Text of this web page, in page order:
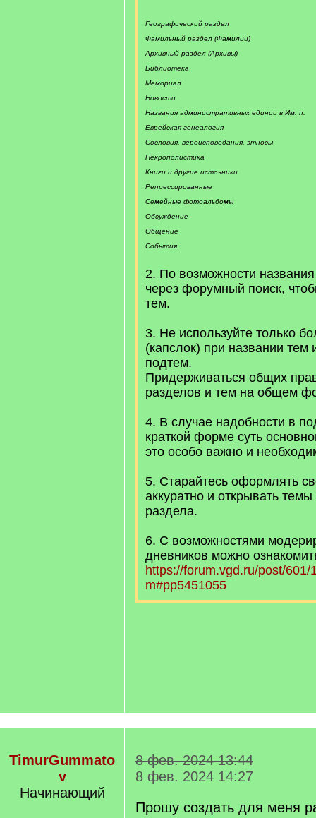
Географический раздел
Фамильный раздел (Фамилии)
Архивный раздел (Архивы)
Библиотека
Мемориал
Новости
Названия административных единиц в Им. п.
Еврейская генеалогия
Сословия, вероисповедания, этносы
Некрополистика
Книги и другие источники
Репрессированные
Семейные фотоальбомы
Обсуждение
Общение
События
2. По возможности
через форумный поиск,
тем.
3. Не используйте только
(капслок) при названии
подтем.
Придерживаться общих
разделов и тем на общем
4. В случае надобности в
краткой форме суть
это особо важно и
5. Старайтесь оформлять
аккуратно и открывать
раздела.
6. С возможностями
дневников можно
https://forum.vgd.ru/post/601/
m#pp5451055
TimurGummato
v
Начинающий
8 фев. 2024 13:44
8 фев. 2024 14:27
Прошу создать для меня